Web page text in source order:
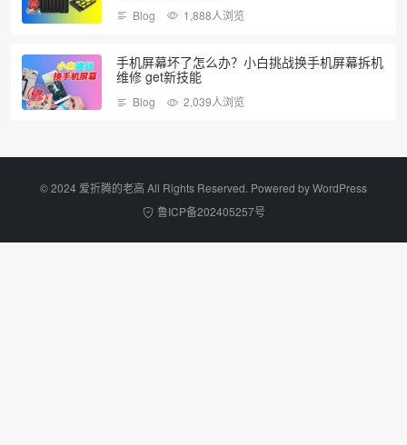
Blog 1,888人浏览
手机屏幕坏了怎么办？小白挑战换手机屏幕拆机
维修 get新技能
Blog 2,039人浏览
©️ 2024 爱折腾的老高 All Rights Reserved. Powered byWordPress
鲁ICP备202405257号